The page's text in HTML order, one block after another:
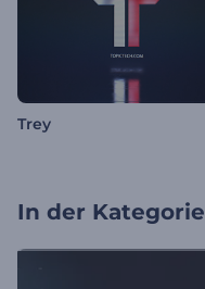
Trey
In der Kategorie